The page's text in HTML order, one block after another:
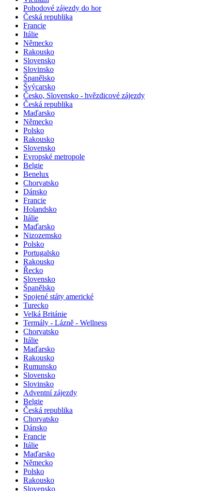
Pohodové zájezdy do hor
Česká republika
Francie
Itálie
Německo
Rakousko
Slovensko
Slovinsko
Španělsko
Švýcarsko
Česko, Slovensko - hvězdicové zájezdy
Česká republika
Maďarsko
Německo
Polsko
Rakousko
Slovensko
Evropské metropole
Belgie
Benelux
Chorvatsko
Dánsko
Francie
Holandsko
Itálie
Maďarsko
Nizozemsko
Polsko
Portugalsko
Rakousko
Řecko
Slovensko
Španělsko
Spojené státy americké
Turecko
Velká Británie
Termály - Lázně - Wellness
Chorvatsko
Itálie
Maďarsko
Rakousko
Rumunsko
Slovensko
Slovinsko
Adventní zájezdy
Belgie
Česká republika
Chorvatsko
Dánsko
Francie
Itálie
Maďarsko
Německo
Polsko
Rakousko
Slovensko